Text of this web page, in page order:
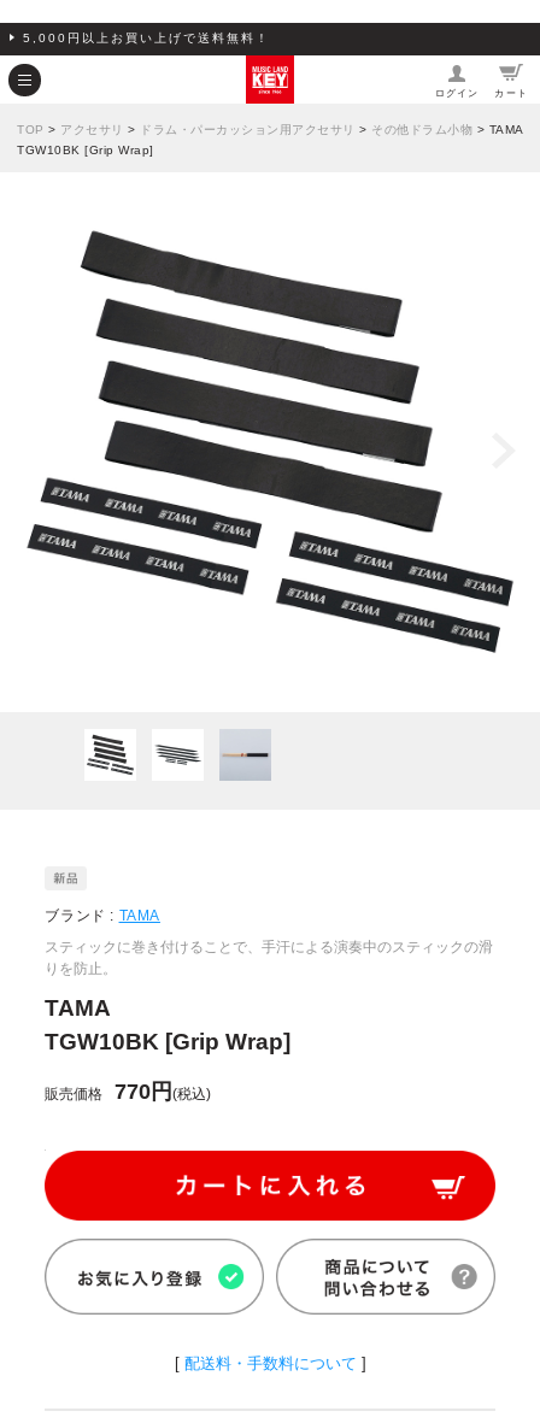
5,000円以上お買い上げで送料無料！
ログイン カート
TOP > アクセサリ > ドラム・パーカッション用アクセサリ > その他ドラム小物 > TAMA
TGW10BK [Grip Wrap]
ブランド : TAMA
スティックに巻き付けることで、手汗による演奏中のスティックの滑
りを防止。
TAMA
TGW10BK [Grip Wrap]
販売価格 770円(税込)
[ 配送料・手数料について ]